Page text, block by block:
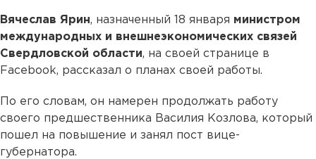
Вячеслав Ярин, назначенный 18 января министром
международных и внешнеэкономических связей
Свердловской области, на своей странице в
Facebook, рассказал о планах своей работы.
По его словам, он намерен продолжать работу
своего предшественника Василия Козлова, который
пошел на повышение и занял пост вице-
губернатора.